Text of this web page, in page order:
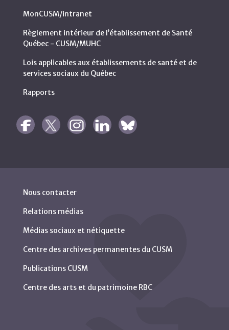
MonCUSM/intranet
Règlement intérieur de l’établissement de Santé
Québec - CUSM/MUHC
Lois applicables aux établissements de santé et de
services sociaux du Québec
Rapports
Nous contacter
Relations médias
Médias sociaux et nétiquette
Centre des archives permanentes du CUSM
Publications CUSM
Centre des arts et du patrimoine RBC